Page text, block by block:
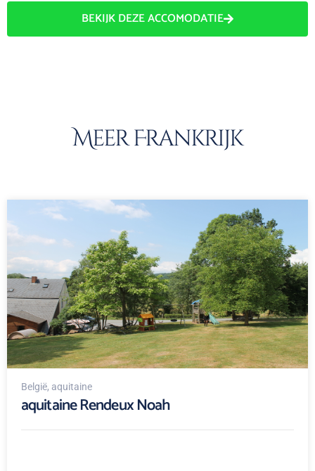
BEKIJK DEZE ACCOMODATIE
Meer Frankrijk
België, aquitaine
aquitaine Rendeux Noah